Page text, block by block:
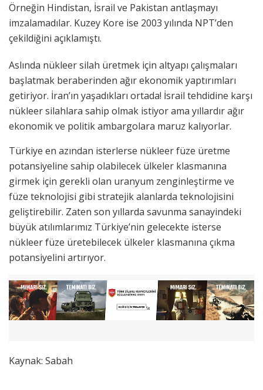
Örneğin Hindistan, İsrail ve Pakistan antlaşmayı
imzalamadılar. Kuzey Kore ise 2003 yılında NPT’den
çekildiğini açıklamıştı.
Aslında nükleer silah üretmek için altyapı çalışmaları
başlatmak beraberinden ağır ekonomik yaptırımları
getiriyor. İran’ın yaşadıkları ortada! İsrail tehdidine karşı
nükleer silahlara sahip olmak istiyor ama yıllardır ağır
ekonomik ve politik ambargolara maruz kalıyorlar.
Türkiye en azından isterlerse nükleer füze üretme
potansiyeline sahip olabilecek ülkeler klasmanına
girmek için gerekli olan uranyum zenginleştirme ve
füze teknolojisi gibi stratejik alanlarda teknolojisini
geliştirebilir. Zaten son yıllarda savunma sanayindeki
büyük atılımlarımız Türkiye’nin gelecekte isterse
nükleer füze üretebilecek ülkeler klasmanına çıkma
potansiyelini artırıyor.
Kaynak: Sabah